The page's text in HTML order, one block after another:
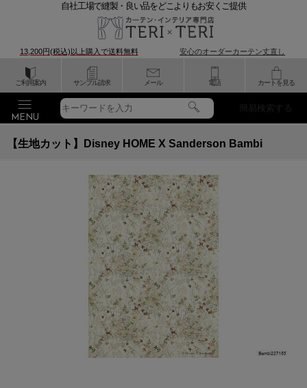
ご利用案内 サンプル請求 メール 電話 カートを見る
自社工場で縫製・良い品をどこよりもお安くご提供
13,200円(税込)以上購入で送料無料 安心のオーダーカーテン丈直し
簡易検索する
【生地カット】Disney HOME X Sanderson Bambi